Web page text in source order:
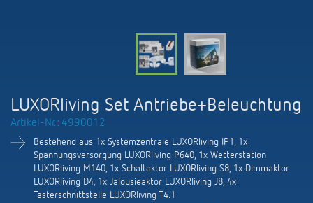
LED Beleuchtung
Apps
Referenzen
HEMS
Konformitätserklärungen
Nachhaltigkeit
Engagement
Design
Technischer Support
Vertrieb Deutschland
Vertrieb Weltweit
Ansprechpartner OEM
LUXORliving
LUXORliving Set Antriebe+Beleuchtung
Artikel-Nr.: 4990012
Bestehend aus 1x Systemzentrale LUXORliving IP1, 1x
Spannungsversorgung LUXORliving P640, 1x Wetterstation
LUXORliving M140, 1x Schaltaktor LUXORliving S8, 1x Dimmaktor
LUXORliving D4, 1x Jalousieaktor LUXORliving J8, 4x
Tasterschnittstelle LUXORliving T4.1